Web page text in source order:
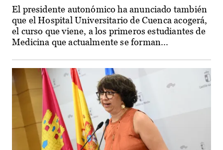
El presidente autonómico ha anunciado también
que el Hospital Universitario de Cuenca acogerá,
el curso que viene, a los primeros estudiantes de
Medicina que actualmente se forman...